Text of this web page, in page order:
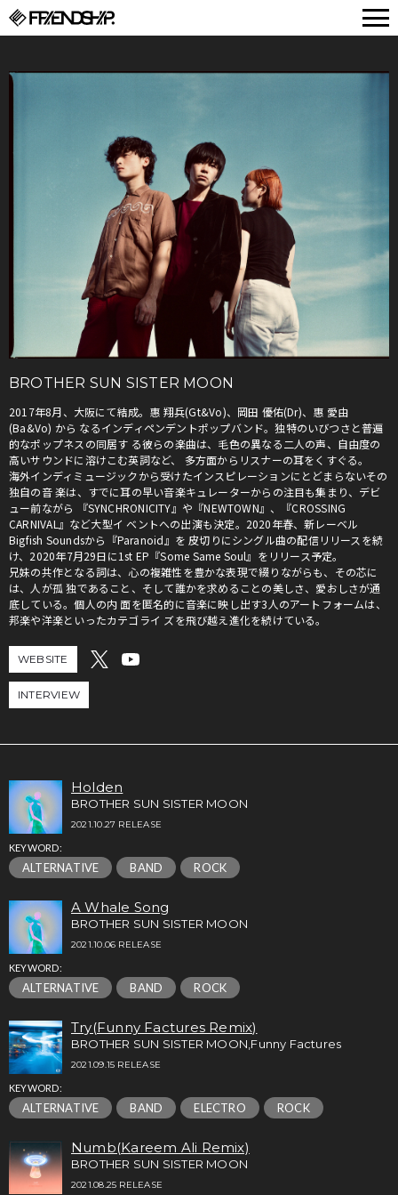
BROTHER SUN SISTER MOON
2017年8月、大阪にて結成。惠 翔兵(Gt&Vo)、岡田 優佑(Dr)、惠 愛由
(Ba&Vo) から なるインディペンデントポップバンド。独特のいびつさと普遍
的なポップネスの同居す る彼らの楽曲は、毛色の異なる二人の声、自由度の
高いサウンドに溶けこむ英詞など、 多方面からリスナーの耳をくすぐる。
海外インディミュージックから受けたインスピレーションにとどまらないその
独自の音 楽は、すでに耳の早い音楽キュレーターからの注目も集まり、デビ
ュー前ながら 『SYNCHRONICITY』や『NEWTOWN』、『CROSSING
CARNIVAL』など大型イ ベントへの出演も決定。2020年春、新レーベル
Bigfish Soundsから『Paranoid』を 皮切りにシングル曲の配信リリースを続
け、2020年7月29日に1st EP『Some Same Soul』をリリース予定。
兄妹の共作となる詞は、心の複雑性を豊かな表現で綴りながらも、その芯に
は、人が孤 独であること、そして誰かを求めることの美しさ、愛おしさが通
底している。個人の内 面を匿名的に音楽に映し出す3人のアートフォームは、
邦楽や洋楽といったカテゴライ ズを飛び越え進化を続けている。
WEBSITE
INTERVIEW
Holden
BROTHER SUN SISTER MOON
2021.10.27 RELEASE
KEYWORD:
ALTERNATIVE BAND ROCK
A Whale Song
BROTHER SUN SISTER MOON
2021.10.06 RELEASE
KEYWORD:
ALTERNATIVE BAND ROCK
Try(Funny Factures Remix)
BROTHER SUN SISTER MOON,Funny Factures
2021.09.15 RELEASE
KEYWORD:
ALTERNATIVE BAND ELECTRO ROCK
Numb(Kareem Ali Remix)
BROTHER SUN SISTER MOON
2021.08.25 RELEASE